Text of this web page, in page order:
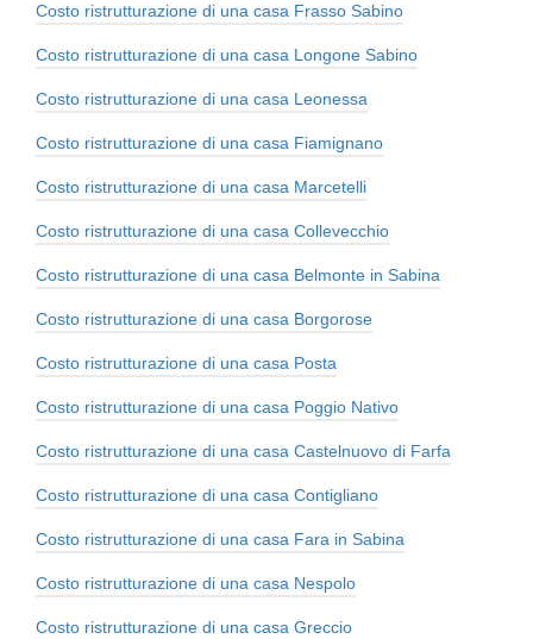
Costo ristrutturazione di una casa Frasso Sabino
Costo ristrutturazione di una casa Longone Sabino
Costo ristrutturazione di una casa Leonessa
Costo ristrutturazione di una casa Fiamignano
Costo ristrutturazione di una casa Marcetelli
Costo ristrutturazione di una casa Collevecchio
Costo ristrutturazione di una casa Belmonte in Sabina
Costo ristrutturazione di una casa Borgorose
Costo ristrutturazione di una casa Posta
Costo ristrutturazione di una casa Poggio Nativo
Costo ristrutturazione di una casa Castelnuovo di Farfa
Costo ristrutturazione di una casa Contigliano
Costo ristrutturazione di una casa Fara in Sabina
Costo ristrutturazione di una casa Nespolo
Costo ristrutturazione di una casa Greccio